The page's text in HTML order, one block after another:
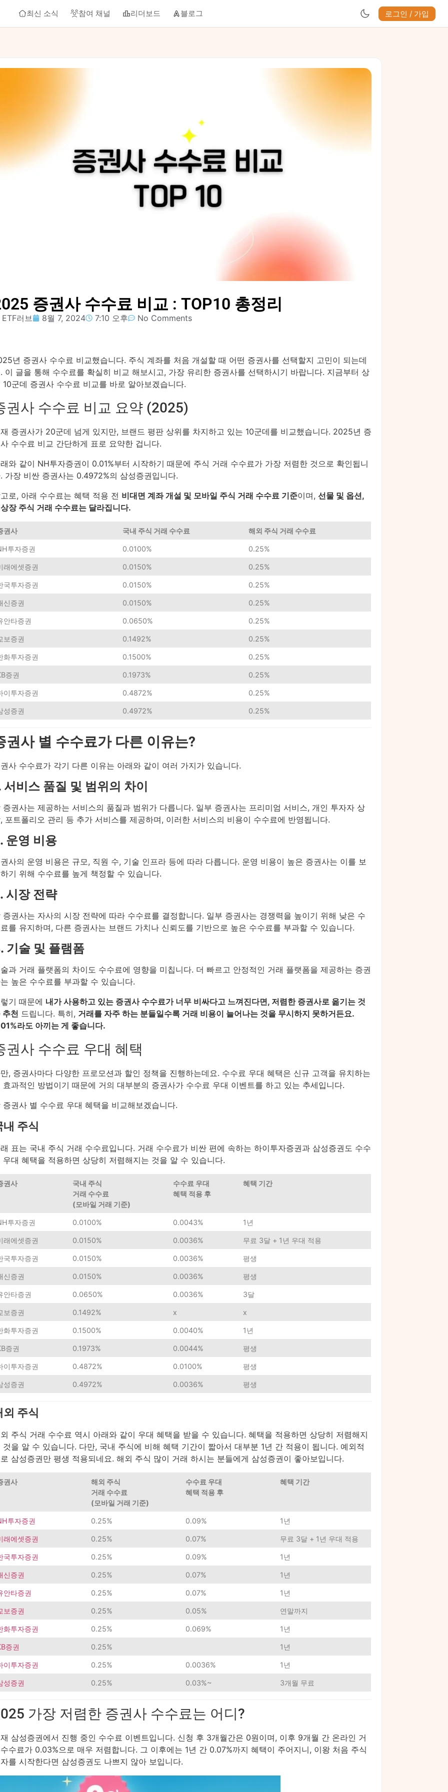
최신 소식 참여 채널 리더보드 블로그 로그인 / 가입
증권사 수수료 비교 : TOP10 총정리
ETF러브 8월 7, 2024 7:10 오후 No Comments
년 증권사 수수료 비교했습니다. 주식 계좌를 처음 개설할 때 어떤 증권사를 선택할지 고민이 되는데
이 글을 통해 수수료를 확실히 비교 해보시고, 가장 유리한 증권사를 선택하시기 바랍니다. 지금부터 상
10군데 증권사 수수료 비교를 바로 알아보겠습니다.
권사 수수료 비교 요약 (2025)
증권사가 20군데 넘게 있지만, 브랜드 평판 상위를 차지하고 있는 10군데를 비교했습니다. 2025년 증
수수료 비교 간단하게 표로 요약한 겁니다.
와 같이 NH투자증권이 0.01%부터 시작하기 때문에 주식 거래 수수료가 가장 저렴한 것으로 확인됩니
가장 비싼 증권사는 0.4972%의 삼성증권입니다.
로, 아래 수수료는 혜택 적용 전 비대면 계좌 개설 및 모바일 주식 거래 수수료 기준이며, 선물 및 옵션,
장 주식 거래 수수료는 달라집니다.
권사 국내 주식 거래 수수료 해외 주식 거래 수수료
투자증권 0.0100% 0.25%
래에셋증권 0.0150% 0.25%
국투자증권 0.0150% 0.25%
신증권 0.0150% 0.25%
안타증권 0.0650% 0.25%
보증권 0.1492% 0.25%
화투자증권 0.1500% 0.25%
증권 0.1973% 0.25%
이투자증권 0.4872% 0.25%
성증권 0.4972% 0.25%
권사 별 수수료가 다른 이유는?
사 수수료가 각기 다른 이유는 아래와 같이 여러 가지가 있습니다.
서비스 품질 및 범위의 차이
증권사는 제공하는 서비스의 품질과 범위가 다릅니다. 일부 증권사는 프리미엄 서비스, 개인 투자자 상
포트폴리오 관리 등 추가 서비스를 제공하며, 이러한 서비스의 비용이 수수료에 반영됩니다.
운영 비용
사의 운영 비용은 규모, 직원 수, 기술 인프라 등에 따라 다릅니다. 운영 비용이 높은 증권사는 이를 보
기 위해 수수료를 높게 책정할 수 있습니다.
시장 전략
증권사는 자사의 시장 전략에 따라 수수료를 결정합니다. 일부 증권사는 경쟁력을 높이기 위해 낮은 수
를 유지하며, 다른 증권사는 브랜드 가치나 신뢰도를 기반으로 높은 수수료를 부과할 수 있습니다.
기술 및 플램폼
과 거래 플랫폼의 차이도 수수료에 영향을 미칩니다. 더 빠르고 안정적인 거래 플랫폼을 제공하는 증권
높은 수수료를 부과할 수 있습니다.
기 때문에 내가 사용하고 있는 증권사 수수료가 너무 비싸다고 느껴진다면, 저렴한 증권사로 옮기는 것
추천 드립니다. 특히, 거래를 자주 하는 분들일수록 거래 비용이 늘어나는 것을 무시하지 못하거든요.
라도 아끼는 게 좋습니다.
권사 수수료 우대 혜택
, 증권사마다 다양한 프로모션과 할인 정책을 진행하는데요. 수수료 우대 혜택은 신규 고객을 유치하는
효과적인 방법이기 때문에 거의 대부분의 증권사가 수수료 우대 이벤트를 하고 있는 추세입니다.
증권사 별 수수료 우대 혜택을 비교해보겠습니다.
내 주식
표는 국내 주식 거래 수수료입니다. 거래 수수료가 비싼 편에 속하는 하이투자증권과 삼성증권도 수수
우대 혜택을 적용하면 상당히 저렴해지는 것을 알 수 있습니다.
권사
국내 주식
거래 수수료
(모바일 거래 기준)
수수료 우대
혜택 적용 후
혜택 기간
투자증권 0.0100% 0.0043% 1년
래에셋증권 0.0150% 0.0036% 무료 3달 + 1년 우대 적용
국투자증권 0.0150% 0.0036% 평생
신증권 0.0150% 0.0036% 평생
안타증권 0.0650% 0.0036% 3달
보증권 0.1492% x x
화투자증권 0.1500% 0.0040% 1년
증권 0.1973% 0.0044% 평생
이투자증권 0.4872% 0.0100% 평생
성증권 0.4972% 0.0036% 평생
외 주식
주식 거래 수수료 역시 아래와 같이 우대 혜택을 받을 수 있습니다. 혜택을 적용하면 상당히 저렴해지
것을 알 수 있습니다. 다만, 국내 주식에 비해 혜택 기간이 짧아서 대부분 1년 간 적용이 됩니다. 예외적
삼성증권만 평생 적용되네요. 해외 주식 많이 거래 하시는 분들에게 삼성증권이 좋아보입니다.
권사
해외 주식
거래 수수료
(모바일 거래 기준)
수수료 우대
혜택 적용 후
혜택 기간
투자증권 0.25% 0.09% 1년
래에셋증권 0.25% 0.07% 무료 3달 + 1년 우대 적용
국투자증권 0.25% 0.09% 1년
신증권 0.25% 0.07% 1년
안타증권 0.25% 0.07% 1년
보증권 0.25% 0.05% 연말까지
화투자증권 0.25% 0.069% 1년
증권 0.25% 1년
이투자증권 0.25% 0.0036% 1년
성증권 0.25% 0.03%~ 3개월 무료
가장 저렴한 증권사 수수료는 어디?
삼성증권에서 진행 중인 수수료 이벤트입니다. 신청 후 3개월간은 0원이며, 이후 9개월 간 온라인 거
수료가 0.03%으로 매우 저렴합니다. 그 이후에는 1년 간 0.07%까지 혜택이 주어지니, 이왕 처음 주식
를 시작한다면 삼성증권도 나쁘지 않아 보입니다.